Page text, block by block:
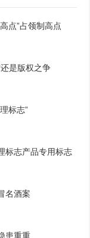
点”占领制高点
还是版权之争
标志”
标志产品专用标志
名酒案
患重重